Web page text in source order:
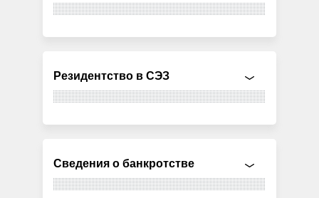
Резидентство в СЭЗ
Сведения о банкротстве